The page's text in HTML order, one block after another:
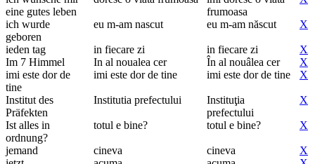
eine gutes leben
frumoasa
ich wurde
geboren
eu m-am nascut eu m-am născut X
ieden tag in fiecare zi in fiecare zi
X
Im 7 Himmel
In al noualea cer În al nouâlea cer
X
imi este dor de
tine
imi este dor de tine imi este dor de tine X
Institut des
Präfekten
Institutia prefectului
Instituţia
prefectului
X
Ist alles in
ordnung?
totul e bine? totul e bine? X
jemand cineva cineva
X